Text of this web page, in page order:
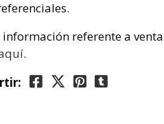
referente a
.